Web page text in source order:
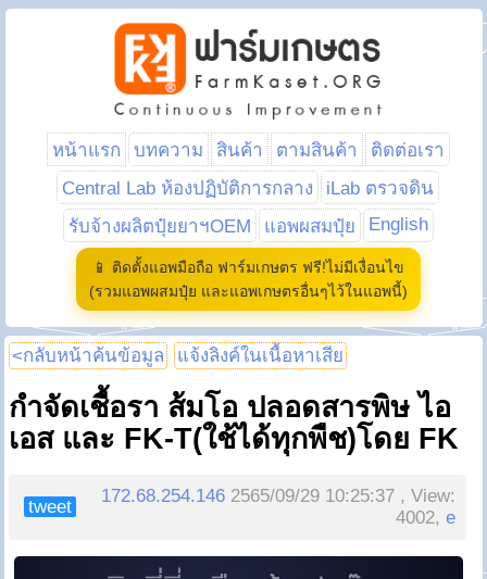
หน้าแรก บทความ สินค้า ตามสินค้า
ติดต่อเรา
Central Lab ห้องปฏิบัติการกลาง
iLab ตรวจดิน
รับจ้างผลิตปุ๋ยยาฯOEM
แอพผสมปุ๋ย English
📱 ติดตั้งแอพมือถือ ฟาร์มเกษตร ฟรี!ไม่มีเงื่อนไข
(รวมแอพผสมปุ๋ย และแอพเกษตรอื่นๆไว้ในแอพนี้)
<กลับหน้าค้นข้อมูล แจ้งลิงค์ในเนื้อหาเสีย
กำจัดเชื้อรา ส้มโอ ปลอดสารพิษ ไอ
เอส และ FK-T(ใช้ได้ทุกพืช)โดย FK
tweet
172.68.254.146 2565/09/29 10:25:37 , View:
4002,e